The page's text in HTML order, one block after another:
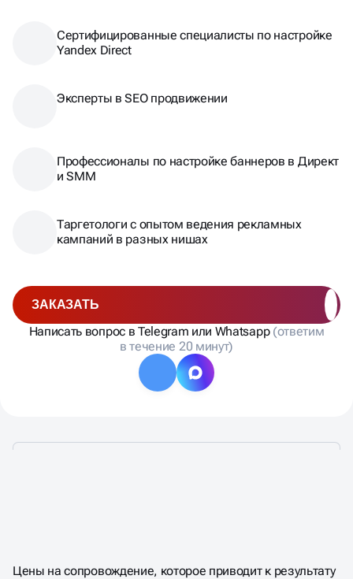
Сертифицированные специалисты по настройке
Yandex Direct
Эксперты в SEO продвижении
Профессионалы по настройке баннеров в Директ
и SMM
Таргетологи с опытом ведения рекламных
кампаний в разных нишах
ЗАКАЗАТЬ
Написать вопрос в Telegram или Whatsapp (ответим
в течение 20 минут)
МАРКЕТИНГОВОГО
АУДИТА
Цены на сопровождение, которое приводит к результату